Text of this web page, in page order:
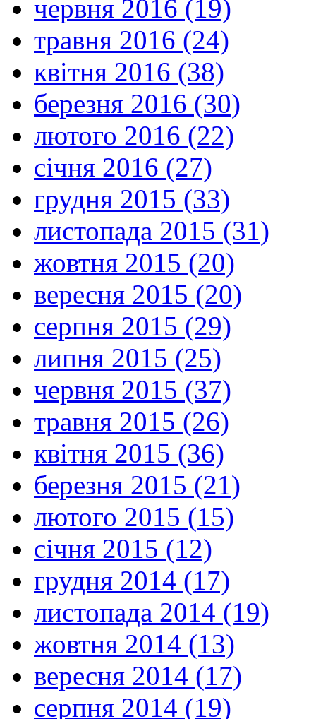
червня 2016 (19)
травня 2016 (24)
квітня 2016 (38)
березня 2016 (30)
лютого 2016 (22)
січня 2016 (27)
грудня 2015 (33)
листопада 2015 (31)
жовтня 2015 (20)
вересня 2015 (20)
серпня 2015 (29)
липня 2015 (25)
червня 2015 (37)
травня 2015 (26)
квітня 2015 (36)
березня 2015 (21)
лютого 2015 (15)
січня 2015 (12)
грудня 2014 (17)
листопада 2014 (19)
жовтня 2014 (13)
вересня 2014 (17)
серпня 2014 (19)